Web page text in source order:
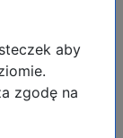
aby
zgodę na